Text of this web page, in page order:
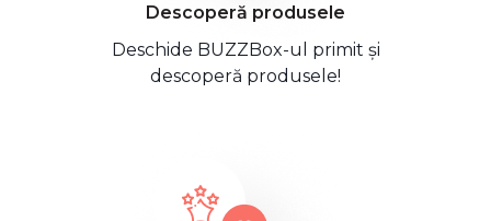
Descoperă produsele
Deschide BUZZBox-ul primit și
descoperă produsele!